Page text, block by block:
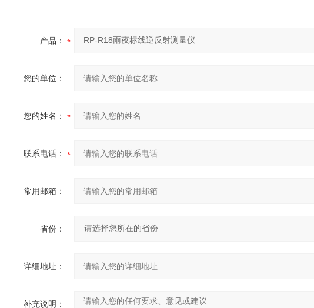
产品：
您的单位：
您的姓名：
联系电话：
常用邮箱：
省份：
详细地址：
补充说明：